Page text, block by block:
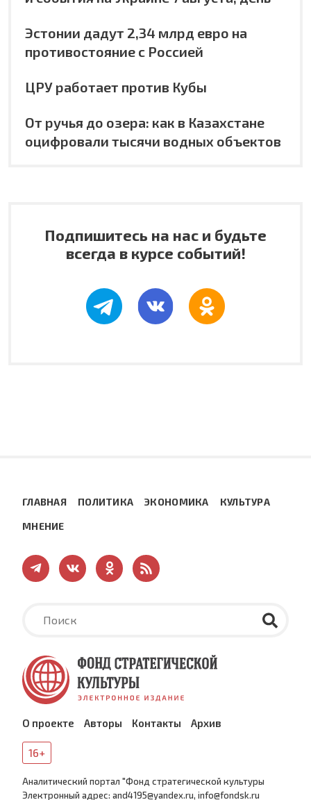
Эстонии дадут 2,34 млрд евро на
противостояние с Россией
ЦРУ работает против Кубы
От ручья до озера: как в Казахстане
оцифровали тысячи водных объектов
Подпишитесь на нас и будьте
всегда в курсе событий!
ГЛАВНАЯ ПОЛИТИКА ЭКОНОМИКА КУЛЬТУРА
МНЕНИЕ
О проекте Авторы Контакты Архив
16+
Аналитический портал "Фонд стратегической культуры
Электронный адрес: and4195@yandex.ru, info@fondsk.ru